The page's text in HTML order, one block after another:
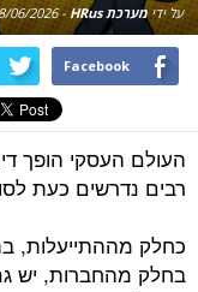
על ידימערכת HRus -
06/2026
Facebook
העולם העסקי הופך
רבים נדרשים כעת
כחלק מההתייעלות,
בחלק מהחברות, יש